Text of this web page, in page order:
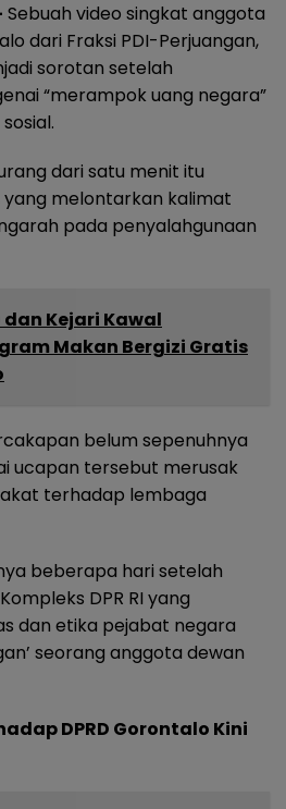
Sebuah video singkat anggota
dari Fraksi PDI-Perjuangan,
sorotan setelah
“merampok uang negara”
dari satu menit itu
yang melontarkan kalimat
pada penyalahgunaan
dan Kejari Kawal
Makan Bergizi Gratis
belum sepenuhnya
ucapan tersebut merusak
terhadap lembaga
beberapa hari setelah
DPR RI yang
dan etika pejabat negara
seorang anggota dewan
DPRD Gorontalo Kini